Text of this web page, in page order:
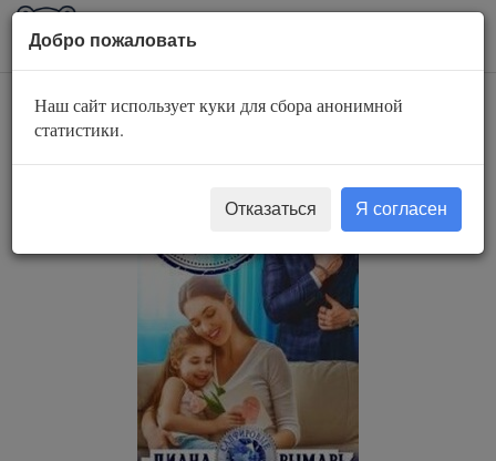
AuBook.org
Две по цене одной
Добро пожаловать
Наш сайт использует куки для сбора анонимной
статистики.
Отказаться Я согласен